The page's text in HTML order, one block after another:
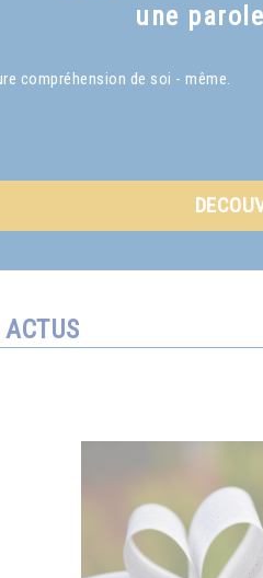
une
compréhension de soi - même.
ACTUS